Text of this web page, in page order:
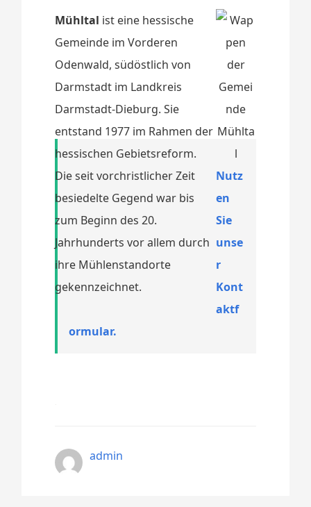
Mühltal ist eine hessische
Gemeinde im Vorderen
Odenwald, südöstlich von
Darmstadt im Landkreis
Darmstadt-Dieburg. Sie
entstand 1977 im Rahmen der
hessischen Gebietsreform.
Die seit vorchristlicher Zeit
besiedelte Gegend war bis
zum Beginn des 20.
Jahrhunderts vor allem durch
ihre Mühlenstandorte
gekennzeichnet.
Nutz
en
Sie
unse
r
Kont
aktf
ormular.
admin